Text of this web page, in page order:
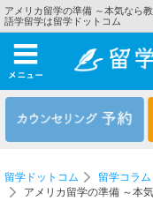
アメリカ留学の準備 ～本気なら
語学留学は留学ドットコム
メニュー
留学ドットコム
留学コラム
アメリカ留学の準備 ～本